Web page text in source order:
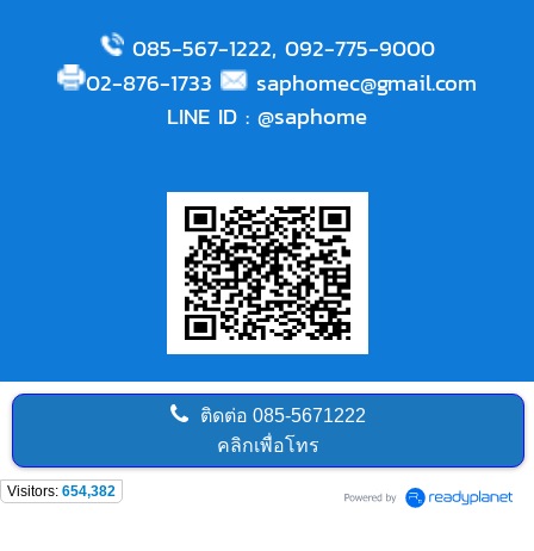
085-567-1222, 092-775-9000
02-876-1733
saphomec@gmail.com
LINE ID : @saphome
ติดต่อ 085-5671222
คลิกเพื่อโทร
Visitors: 654,382